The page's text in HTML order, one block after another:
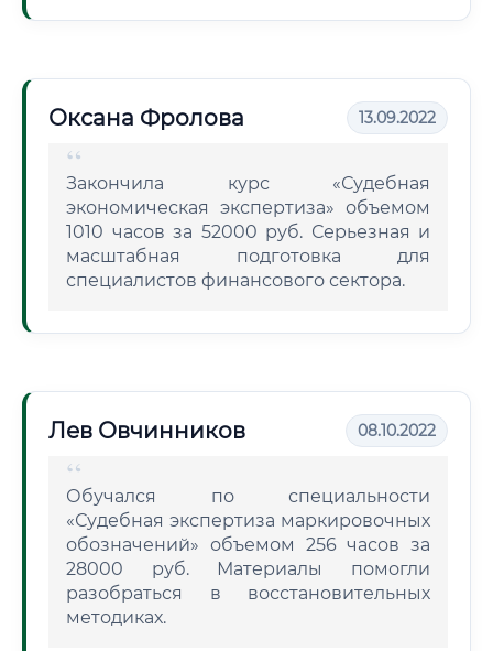
Оксана Фролова 13.09.2022
Закончила курс «Судебная
экономическая экспертиза» объемом
1010 часов за 52000 руб. Серьезная и
масштабная подготовка для
специалистов финансового сектора.
Лев Овчинников 08.10.2022
Обучался по специальности
«Судебная экспертиза маркировочных
обозначений» объемом 256 часов за
28000 руб. Материалы помогли
разобраться в восстановительных
методиках.